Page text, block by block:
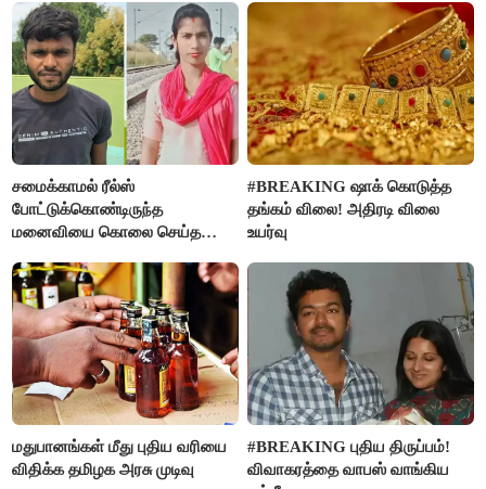
சமைக்காமல் ரீல்ஸ்
போட்டுக்கொண்டிருந்த
மனைவியை கொலை செய்த
#BREAKING ஷாக் கொடுத்த
தங்கம் விலை! அதிரடி விலை
உயர்வு
மதுபானங்கள் மீது புதிய வரியை
விதிக்க தமிழக அரசு முடிவு
#BREAKING புதிய திருப்பம்!
விவாகரத்தை வாபஸ் வாங்கிய